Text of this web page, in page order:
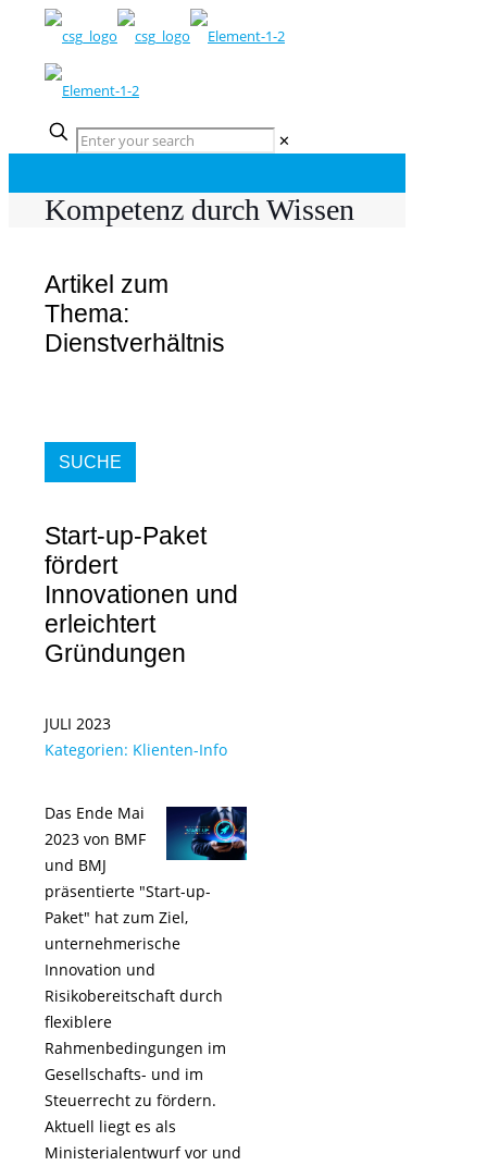
✕
Kompetenz durch Wissen
Artikel zum
Thema:
Dienstverhältnis
SUCHE
Start-up-Paket
fördert
Innovationen und
erleichtert
Gründungen
JULI 2023
Kategorien: Klienten-Info
Das Ende Mai
2023 von BMF
und BMJ
präsentierte "Start-up-
Paket" hat zum Ziel,
unternehmerische
Innovation und
Risikobereitschaft durch
flexiblere
Rahmenbedingungen im
Gesellschafts- und im
Steuerrecht zu fördern.
Aktuell liegt es als
Ministerialentwurf vor und